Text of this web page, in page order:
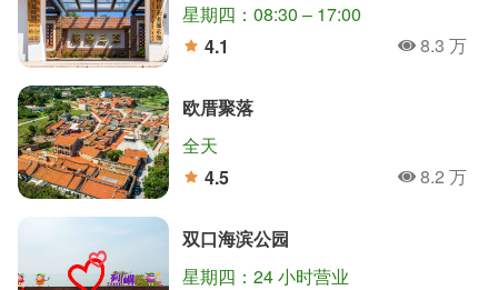
星期四：08:30 – 17:00
4.1
人氣8.3 万
欧厝聚落
全天
4.5
人氣8.2 万
双口海滨公园
星期四：24 小时营业